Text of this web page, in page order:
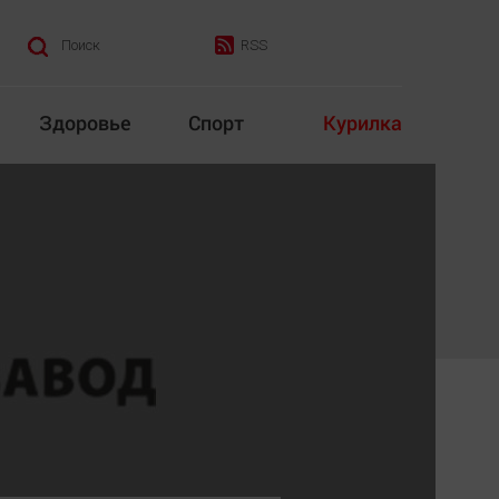
Поиск RSS
Здоровье Спорт Курилка